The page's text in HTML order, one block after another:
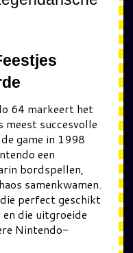
64 markeert het
meest succesvolle
game in 1998
een
bordspellen,
samenkwamen.
perfect geschikt
die uitgroeide
Nintendo-